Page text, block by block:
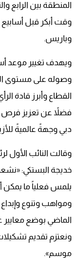
المنطقة بين الرابع
وقت أبكر قبل
وباريس.
ويهدف تغيير موعد
وصوله على مستوى
القطاع وأبرز قادة
فضلاً عن تعزيز فرص
دبي وجهةً عالميةً
وقالت النائب الأول
خديجة البستكي:
يلمس فعلياً ما يمكن
ومواهب وتنوع وإبداع
الماضي بوضع معايير
ونعتزم تقديم تشكيلات
موسم».